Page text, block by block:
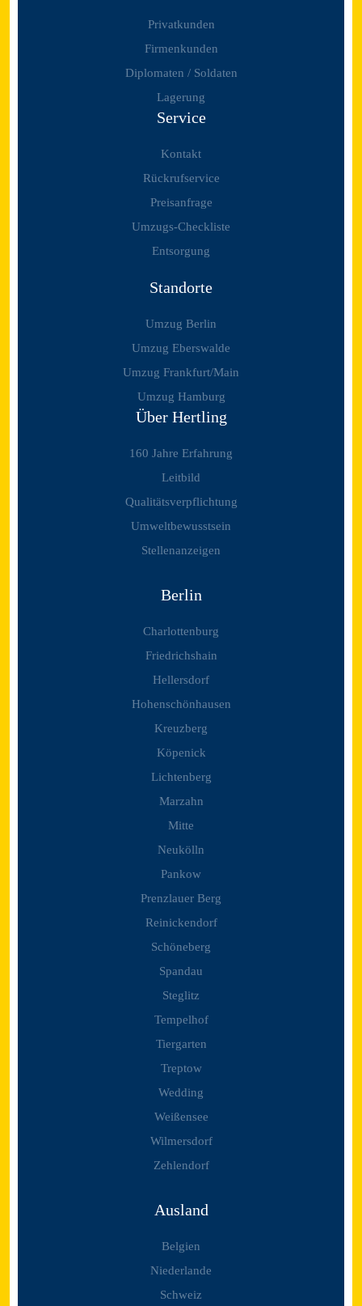
Privatkunden
Firmenkunden
Diplomaten / Soldaten
Lagerung
Service
Kontakt
Rückrufservice
Preisanfrage
Umzugs-Checkliste
Entsorgung
Standorte
Umzug Berlin
Umzug Eberswalde
Umzug Frankfurt/Main
Umzug Hamburg
Über Hertling
160 Jahre Erfahrung
Leitbild
Qualitätsverpflichtung
Umweltbewusstsein
Stellenanzeigen
Berlin
Charlottenburg
Friedrichshain
Hellersdorf
Hohenschönhausen
Kreuzberg
Köpenick
Lichtenberg
Marzahn
Mitte
Neukölln
Pankow
Prenzlauer Berg
Reinickendorf
Schöneberg
Spandau
Steglitz
Tempelhof
Tiergarten
Treptow
Wedding
Weißensee
Wilmersdorf
Zehlendorf
Ausland
Belgien
Niederlande
Schweiz